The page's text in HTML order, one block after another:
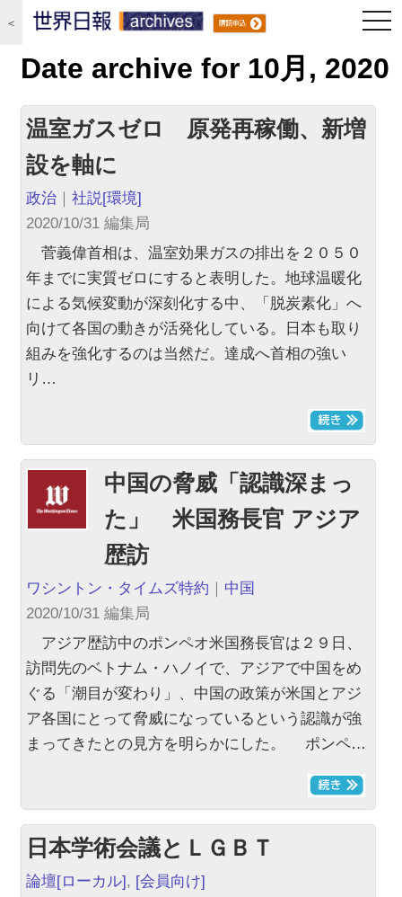
＜
Date archive for 10月, 2020
温室ガスゼロ 原発再稼働、新増
設を軸に
政治 ｜社説[環境]
2020/10/31 編集局
菅義偉首相は、温室効果ガスの排出を２０５０
年までに実質ゼロにすると表明した。地球温暖化
による気候変動が深刻化する中、「脱炭素化」へ
向けて各国の動きが活発化している。日本も取り
組みを強化するのは当然だ。達成へ首相の強い
リ…
中国の脅威「認識深まっ
た」 米国務長官 アジア
歴訪
ワシントン・タイムズ特約 ｜ 中国
2020/10/31 編集局
アジア歴訪中のポンペオ米国務長官は２９日、
訪問先のベトナム・ハノイで、アジアで中国をめ
ぐる「潮目が変わり」、中国の政策が米国とアジ
ア各国にとって脅威になっているという認識が強
まってきたとの見方を明らかにした。 ポンペ…
日本学術会議とＬＧＢＴ
論壇[ローカル], [会員向け]